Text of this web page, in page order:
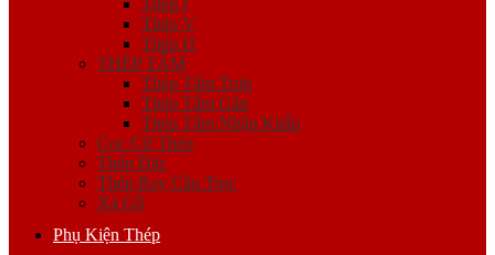
Thép I
Thép V
Thép H
THÉP TẤM
Thép Tấm Trơn
Thép Tấm Gân
Thép Tấm Nhập Khẩu
Cọc Cừ Thép
Thép Đặc
Thép Ray Cầu Trục
Xà Gồ
Phụ Kiện Thép